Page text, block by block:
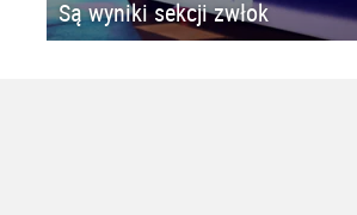
Są wyniki sekcji zwłok